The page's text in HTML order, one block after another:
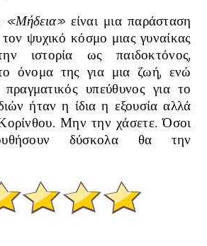
«Μήδεια» είναι μια παράσταση
ψυχικό κόσμο μιας γυναίκας
ιστορία ως παιδοκτόνος,
όνομα της για μια ζωή, ενώ
πραγματικός υπεύθυνος για το
ήταν η ίδια η εξουσία αλλά
Μην την χάσετε. Όσοι
δύσκολα θα την